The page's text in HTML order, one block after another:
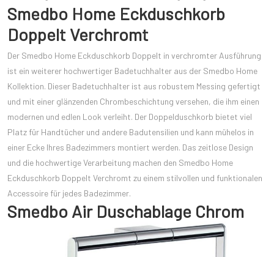
Smedbo Home Eckduschkorb
Doppelt Verchromt
Der Smedbo Home Eckduschkorb Doppelt in verchromter Ausführung
ist ein weiterer hochwertiger Badetuchhalter aus der Smedbo Home
Kollektion. Dieser Badetuchhalter ist aus robustem Messing gefertigt
und mit einer glänzenden Chrombeschichtung versehen, die ihm einen
modernen und edlen Look verleiht. Der Doppelduschkorb bietet viel
Platz für Handtücher und andere Badutensilien und kann mühelos in
einer Ecke Ihres Badezimmers montiert werden. Das zeitlose Design
und die hochwertige Verarbeitung machen den Smedbo Home
Eckduschkorb Doppelt Verchromt zu einem stilvollen und funktionalen
Accessoire für jedes Badezimmer.
Smedbo Air Duschablage Chrom